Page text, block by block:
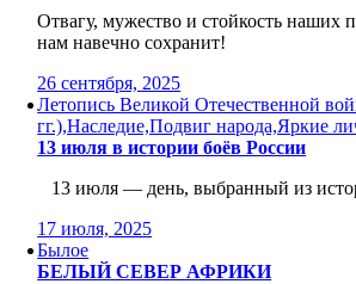
Отвагу, мужество и стойкость наших
нам навечно сохранит!
26 сентября, 2025
Летопись Великой Отечественной
гг.),Наследие,Подвиг народа,Яркие
13 июля в истории боёв России
13 июля — день, выбранный из
17 июля, 2025
Былое
БЕЛЫЙ СЕВЕР АФРИКИ